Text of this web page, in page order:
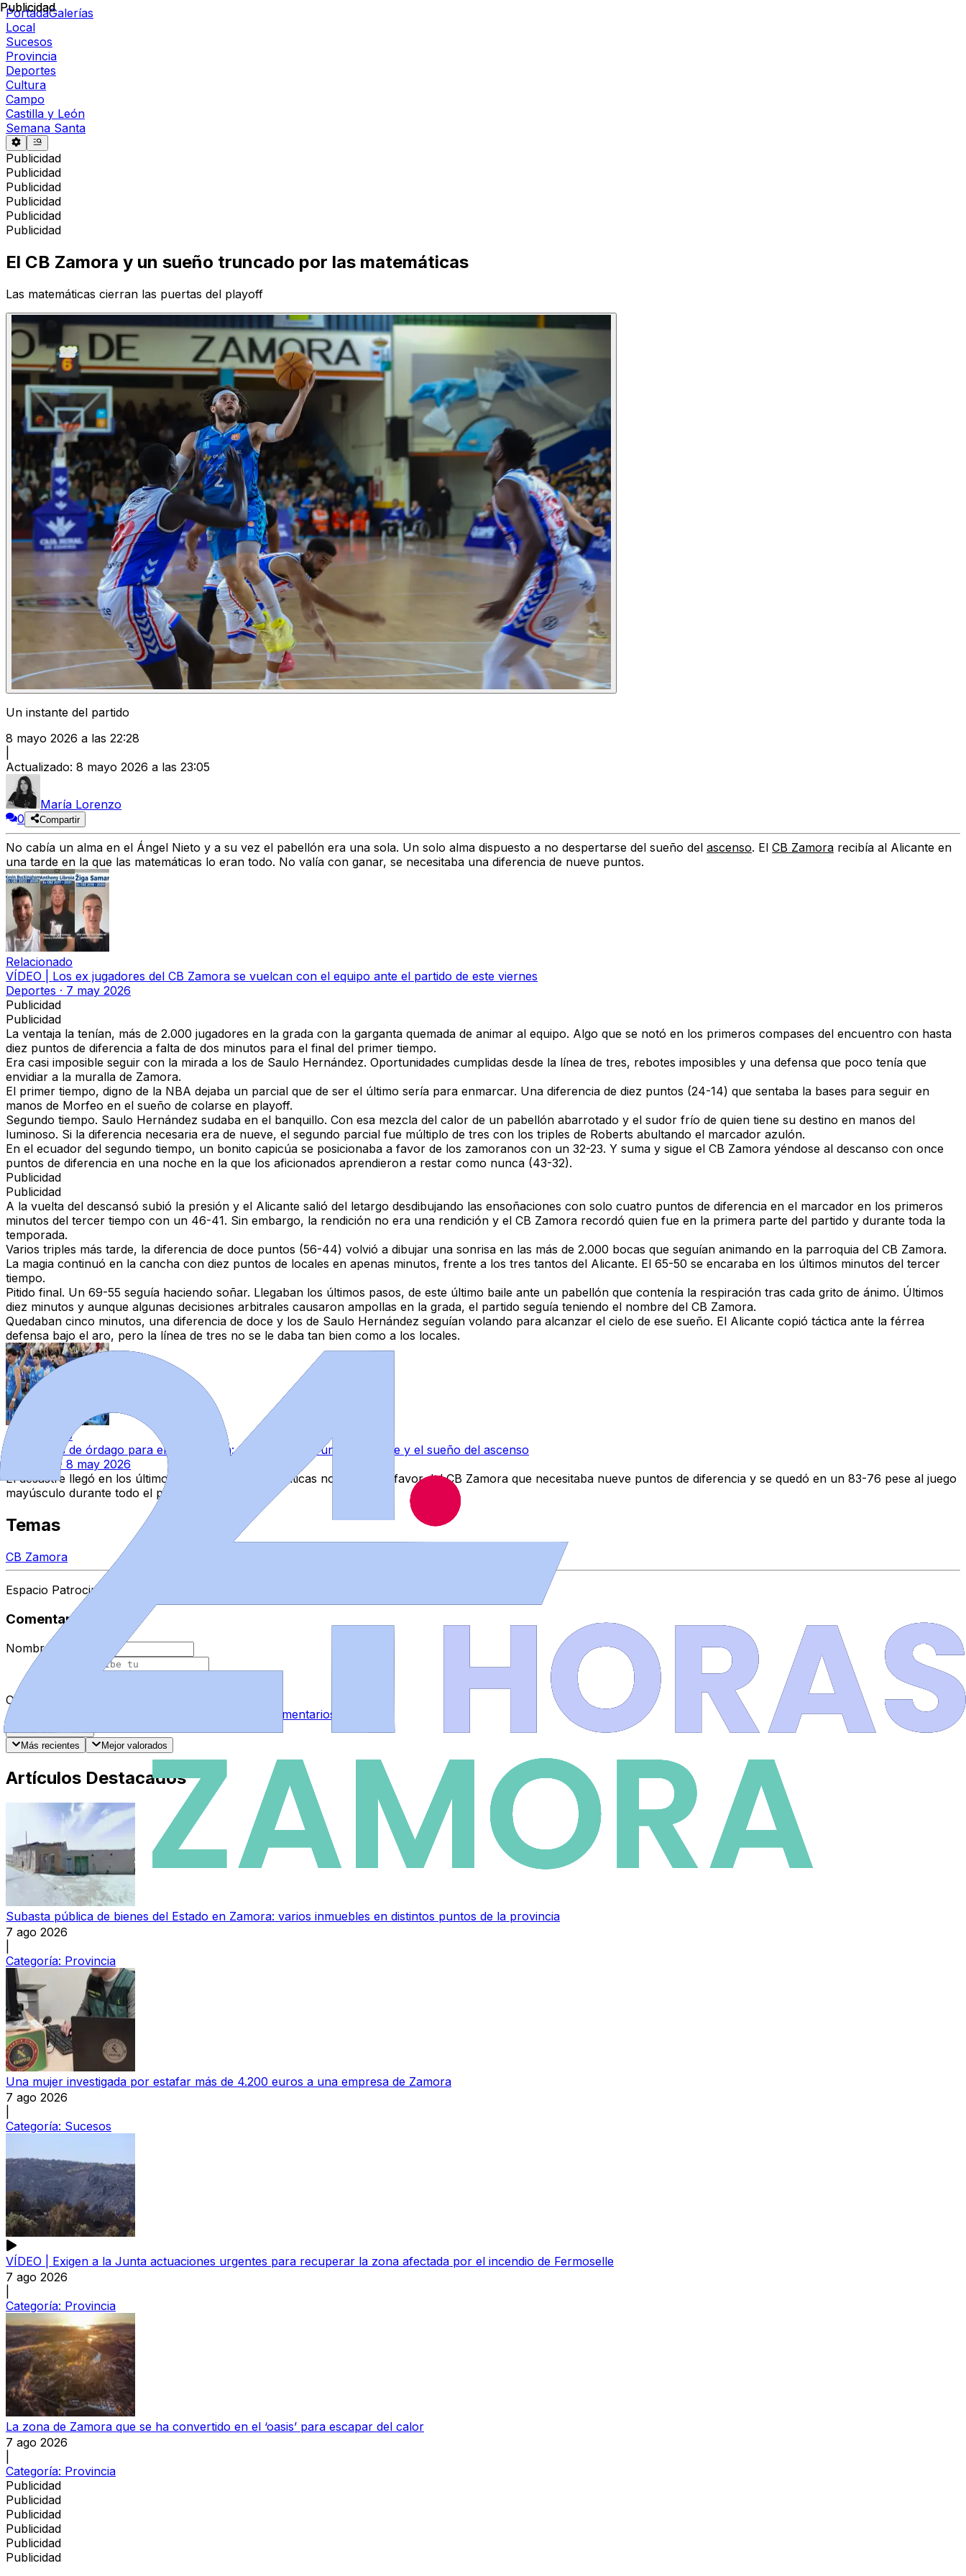
PortadaGalerías
Local
Sucesos
Provincia
Deportes
Cultura
Campo
Castilla y León
Semana Santa
Publicidad
Publicidad
Publicidad
Publicidad
Publicidad
Publicidad
Publicidad
El CB Zamora y un sueño truncado por las matemáticas
Las matemáticas cierran las puertas del playoff
Un instante del partido
8 mayo 2026 a las 22:28
Actualizado: 8 mayo 2026 a las 23:05
María Lorenzo
0
Compartir
No cabía un alma en el Ángel Nieto y a su vez el pabellón era una sola. Un solo alma dispuesto a no despertarse del sueño del ascenso. El CB Zamora recibía al Alicante en
una tarde en la que las matemáticas lo eran todo. No valía con ganar, se necesitaba una diferencia de nueve puntos.
Relacionado
VÍDEO | Los ex jugadores del CB Zamora se vuelcan con el equipo ante el partido de este viernes
Deportes · 7 may 2026
Publicidad
Publicidad
La ventaja la tenían, más de 2.000 jugadores en la grada con la garganta quemada de animar al equipo. Algo que se notó en los primeros compases del encuentro con hasta
diez puntos de diferencia a falta de dos minutos para el final del primer tiempo.
Era casi imposible seguir con la mirada a los de Saulo Hernández. Oportunidades cumplidas desde la línea de tres, rebotes imposibles y una defensa que poco tenía que
envidiar a la muralla de Zamora.
El primer tiempo, digno de la NBA dejaba un parcial que de ser el último sería para enmarcar. Una diferencia de diez puntos (24-14) que sentaba la bases para seguir en
manos de Morfeo en el sueño de colarse en playoff.
Segundo tiempo. Saulo Hernández sudaba en el banquillo. Con esa mezcla del calor de un pabellón abarrotado y el sudor frío de quien tiene su destino en manos del
luminoso. Si la diferencia necesaria era de nueve, el segundo parcial fue múltiplo de tres con los triples de Roberts abultando el marcador azulón.
En el ecuador del segundo tiempo, un bonito capicúa se posicionaba a favor de los zamoranos con un 32-23. Y suma y sigue el CB Zamora yéndose al descanso con once
puntos de diferencia en una noche en la que los aficionados aprendieron a restar como nunca (43-32).
Publicidad
Publicidad
A la vuelta del descansó subió la presión y el Alicante salió del letargo desdibujando las ensoñaciones con solo cuatro puntos de diferencia en el marcador en los primeros
minutos del tercer tiempo con un 46-41. Sin embargo, la rendición no era una rendición y el CB Zamora recordó quien fue en la primera parte del partido y durante toda la
temporada.
Varios triples más tarde, la diferencia de doce puntos (56-44) volvió a dibujar una sonrisa en las más de 2.000 bocas que seguían animando en la parroquia del CB Zamora.
La magia continuó en la cancha con diez puntos de locales en apenas minutos, frente a los tres tantos del Alicante. El 65-50 se encaraba en los últimos minutos del tercer
tiempo.
Pitido final. Un 69-55 seguía haciendo soñar. Llegaban los últimos pasos, de este último baile ante un pabellón que contenía la respiración tras cada grito de ánimo. Últimos
diez minutos y aunque algunas decisiones arbitrales causaron ampollas en la grada, el partido seguía teniendo el nombre del CB Zamora.
Quedaban cinco minutos, una diferencia de doce y los de Saulo Hernández seguían volando para alcanzar el cielo de ese sueño. El Alicante copió táctica ante la férrea
defensa bajo el aro, pero la línea de tres no se le daba tan bien como a los locales.
Relacionado
Un viernes de órdago para el CB Zamora: nueve puntos, un último baile y el sueño del ascenso
· 8 may 2026
El desastre llegó en los últimos minutos. Las matemáticas no jugaron a favor del CB Zamora que necesitaba nueve puntos de diferencia y se quedó en un 83-76 pese al juego
mayúsculo durante todo el partido.
Temas
CB Zamora
Espacio Patrocinado
Comentarios
Nombre
Comentario
Al enviar tu comentario, aceptas las
normas de comentarios
Más recientes
Mejor valorados
Artículos Destacados
Subasta pública de bienes del Estado en Zamora: varios inmuebles en distintos puntos de la provincia
7 ago 2026
Categoría: Provincia
Una mujer investigada por estafar más de 4.200 euros a una empresa de Zamora
7 ago 2026
Categoría: Sucesos
VÍDEO | Exigen a la Junta actuaciones urgentes para recuperar la zona afectada por el incendio de Fermoselle
7 ago 2026
Categoría: Provincia
La zona de Zamora que se ha convertido en el ‘oasis’ para escapar del calor
7 ago 2026
Categoría: Provincia
Publicidad
Publicidad
Publicidad
Publicidad
Publicidad
Publicidad
Publicidad